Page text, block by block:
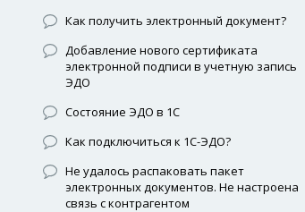
Как получить электронный документ?
Добавление нового сертификата
электронной подписи в учетную запись
ЭДО
Состояние ЭДО в 1С
Как подключиться к 1С-ЭДО?
Не удалось распаковать пакет
электронных документов. Не настроена
связь с контрагентом